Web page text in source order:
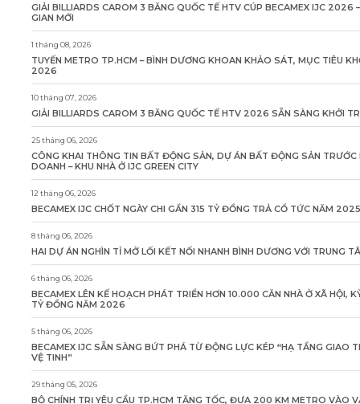
GIẢI BILLIARDS CAROM 3 BĂNG QUỐC TẾ HTV CÚP BECAMEX IJC 2026
GIAN MỚI
1 tháng 08, 2026
TUYẾN METRO TP.HCM – BÌNH DƯƠNG KHOAN KHẢO SÁT, MỤC TIÊU
2026
10 tháng 07, 2026
GIẢI BILLIARDS CAROM 3 BĂNG QUỐC TẾ HTV 2026 SẴN SÀNG KHỞI
25 tháng 06, 2026
CÔNG KHAI THÔNG TIN BẤT ĐỘNG SẢN, DỰ ÁN BẤT ĐỘNG SẢN
DOANH – KHU NHÀ Ở IJC GREEN CITY
12 tháng 06, 2026
BECAMEX IJC CHỐT NGÀY CHI GẦN 315 TỶ ĐỒNG TRẢ CỔ TỨC NĂM 2025
8 tháng 06, 2026
HAI DỰ ÁN NGHÌN TỈ MỞ LỐI KẾT NỐI NHANH BÌNH DƯƠNG VỚI TRUNG
6 tháng 06, 2026
BECAMEX LÊN KẾ HOẠCH PHÁT TRIỂN HƠN 10.000 CĂN NHÀ Ở XÃ HỘI,
TỶ ĐỒNG NĂM 2026
5 tháng 06, 2026
BECAMEX IJC SẴN SÀNG BỨT PHÁ TỪ ĐỘNG LỰC KÉP “HẠ TẦNG GIAO
VỆ TINH”
29 tháng 05, 2026
BỘ CHÍNH TRỊ YÊU CẦU TP.HCM TĂNG TỐC, ĐƯA 200 KM METRO VÀO